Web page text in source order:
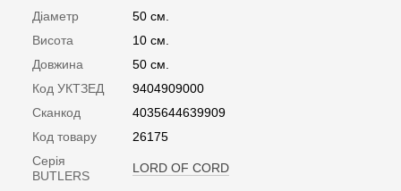
Діаметр
50 см.
Висота
10 см.
Довжина
50 см.
Код УКТЗЕД
9404909000
Сканкод
4035644639909
Код товару
26175
Серія
BUTLERS
LORD OF CORD